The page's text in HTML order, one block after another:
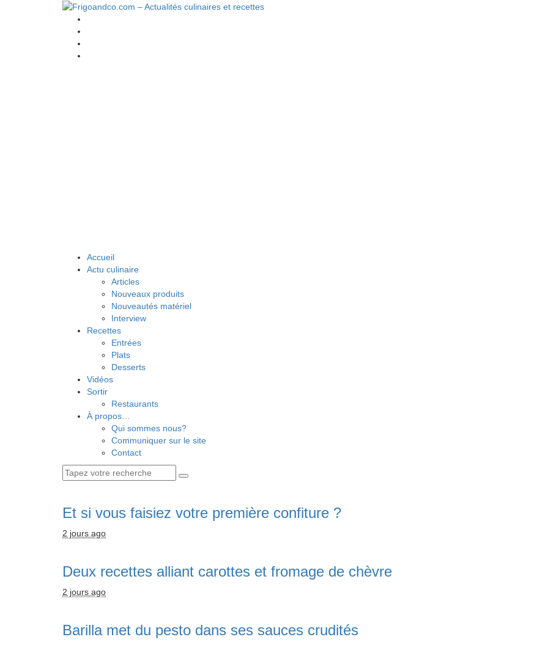
Accueil
Actu culinaire
Articles
Nouveaux produits
Nouveautés matériel
Interview
Recettes
Entrées
Plats
Desserts
Vidéos
Sortir
Restaurants
À propos…
Qui sommes nous?
Communiquer sur le site
Contact
Et si vous faisiez votre première confiture ?
2 jours ago
Deux recettes alliant carottes et fromage de chèvre
2 jours ago
Barilla met du pesto dans ses sauces crudités